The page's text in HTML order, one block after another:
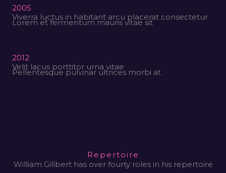
2005
Viverra luctus in habitant arcu placerat consectetur
Lorem et fermentum mauris vitae sit
2012
Velit lacus porttitor urna vitae
Pellentesque pulvinar ultrices morbi at
Repertoire
William Gillbert has over fourty roles in his repertoire